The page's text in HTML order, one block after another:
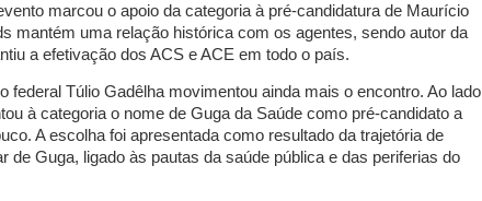
marcou o apoio da categoria à pré-candidatura de Maurício
mantém uma relação histórica com os agentes, sendo autor da
a efetivação dos ACS e ACE em todo o país.
federal Túlio Gadêlha movimentou ainda mais o encontro. Ao lado
à categoria o nome de Guga da Saúde como pré-candidato a
A escolha foi apresentada como resultado da trajetória de
de Guga, ligado às pautas da saúde pública e das periferias do